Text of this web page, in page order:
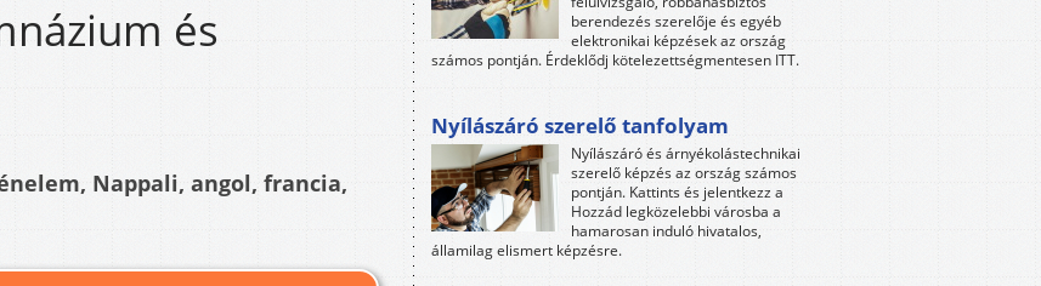
és
Nappali, angol, francia,
berendezés szerelője és egyéb
elektronikai képzések az ország
számos pontján. Érdeklődj kötelezettségmentesen ITT.
Nyílászáró szerelő tanfolyam
Nyílászáró és árnyékolástechnikai
szerelő képzés az ország számos
pontján. Kattints és jelentkezz a
Hozzád legközelebbi városba a
hamarosan induló hivatalos,
államilag elismert képzésre.